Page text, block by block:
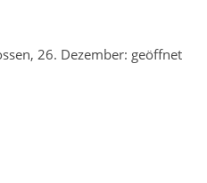
26. Dezember: geöffnet